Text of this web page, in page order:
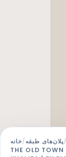
خانه/پلان‌های طبقه/
THE OLD